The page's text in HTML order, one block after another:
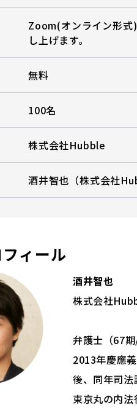
Zoom(オンライン形
し上げます。
無料
100名
株式会社Hubble
酒井智也（株式会社
ィール
酒井智也
株式会社
弁護士（67
2013年慶應
後、同年司法
東京丸の内